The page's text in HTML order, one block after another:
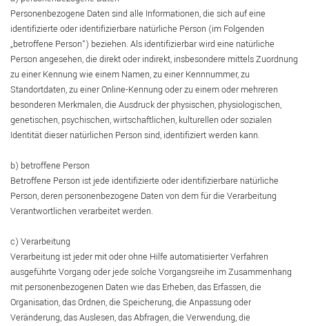
Personenbezogene Daten sind alle Informationen, die sich auf eine
identifizierte oder identifizierbare natürliche Person (im Folgenden
„betroffene Person“) beziehen. Als identifizierbar wird eine natürliche
Person angesehen, die direkt oder indirekt, insbesondere mittels Zuordnung
zu einer Kennung wie einem Namen, zu einer Kennnummer, zu
Standortdaten, zu einer Online-Kennung oder zu einem oder mehreren
besonderen Merkmalen, die Ausdruck der physischen, physiologischen,
genetischen, psychischen, wirtschaftlichen, kulturellen oder sozialen
Identität dieser natürlichen Person sind, identifiziert werden kann.
b) betroffene Person
Betroffene Person ist jede identifizierte oder identifizierbare natürliche
Person, deren personenbezogene Daten von dem für die Verarbeitung
Verantwortlichen verarbeitet werden.
c) Verarbeitung
Verarbeitung ist jeder mit oder ohne Hilfe automatisierter Verfahren
ausgeführte Vorgang oder jede solche Vorgangsreihe im Zusammenhang
mit personenbezogenen Daten wie das Erheben, das Erfassen, die
Organisation, das Ordnen, die Speicherung, die Anpassung oder
Veränderung, das Auslesen, das Abfragen, die Verwendung, die